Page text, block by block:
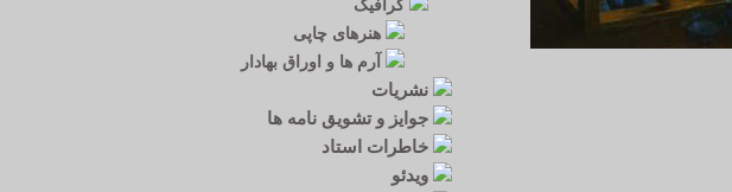
گرافیک
هنرهای چاپی
آرم ها و اوراق بهادار
نشریات
جوایز و تشویق نامه ها
خاطرات استاد
ویدئو